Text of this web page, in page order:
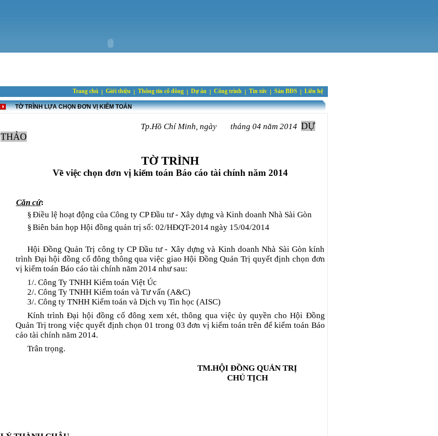
Trang chủ Giới thiệu Thông tin cổ đông Dự án Công trình Tin tức Sàn BĐS Liên hệ
TỜ TRÌNH LỰA CHỌN ĐƠN VỊ KIỂM TOÁN
Tp.Hồ Chí Minh, ngày tháng 04 năm 2014 DỰ
THẢO
TỜ TRÌNH
Về việc chọn đơn vị kiểm toán Báo cáo tài chính năm 2014
Căn cứ:
§Điều lệ hoạt động của Công ty CP Đầu tư - Xây dựng và Kinh doanh Nhà Sài Gòn
§Biên bản họp Hội đồng quản trị số: 02/HĐQT-2014 ngày 15/04/2014
Hội Đồng Quản Trị công ty CP Đầu tư - Xây dựng và Kinh doanh Nhà Sài Gòn kính
trình Đại hội đồng cổ đông thông qua việc giao Hội Đồng Quản Trị quyết định chọn đơn
vị kiểm toán Báo cáo tài chính năm 2014 như sau:
1/. Công Ty TNHH Kiểm toán Việt Úc
2/. Công Ty TNHH Kiểm toán và Tư vấn (A&C)
3/. Công ty TNHH Kiểm toán và Dịch vụ Tin học (AISC)
Kính trình Đại hội đồng cổ đông xem xét, thông qua việc ủy quyền cho Hội Đồng
Quản Trị trong việc quyết định chọn 01 trong 03 đơn vị kiểm toán trên để kiểm toán Báo
cáo tài chính năm 2014.
Trân trọng.
TM.HỘI ĐỒNG QUẢN TRỊ
CHỦ TỊCH